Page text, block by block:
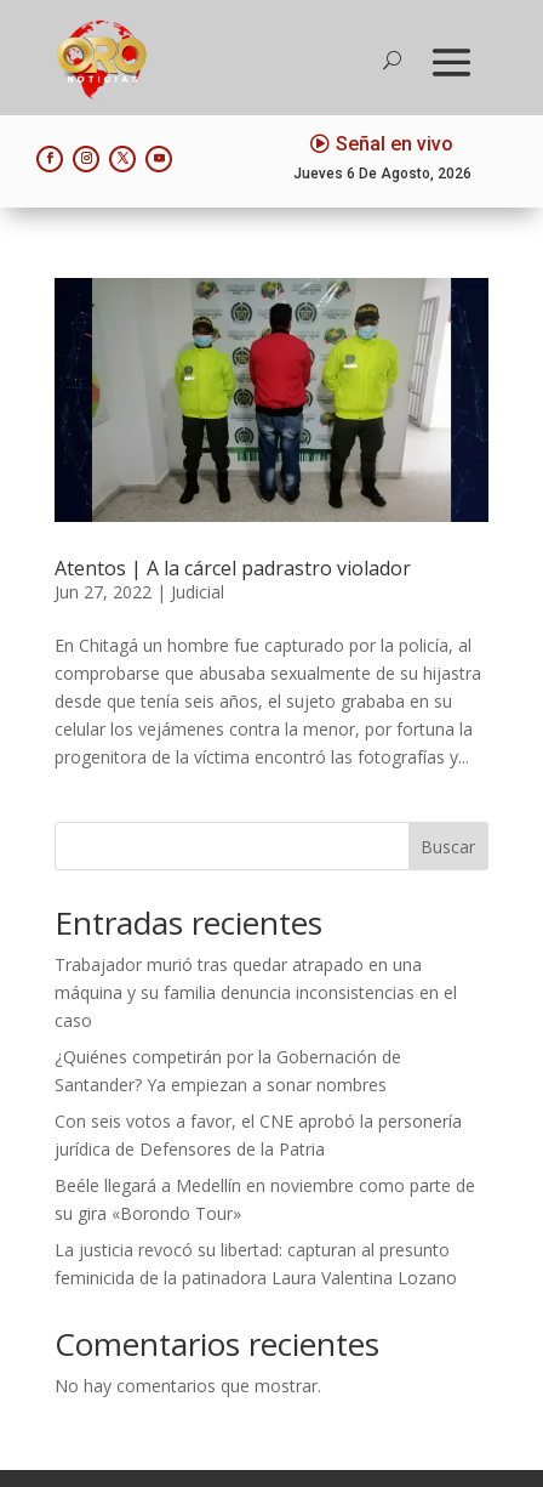
Señal en vivo
Jueves 6 De Agosto, 2026
Atentos | A la cárcel padrastro violador
Jun 27, 2022| Judicial
En Chitagá un hombre fue capturado por la policía, al
comprobarse que abusaba sexualmente de su hijastra
desde que tenía seis años, el sujeto grababa en su
celular los vejámenes contra la menor, por fortuna la
progenitora de la víctima encontró las fotografías y...
Buscar
Entradas recientes
Trabajador murió tras quedar atrapado en una
máquina y su familia denuncia inconsistencias en el
caso
¿Quiénes competirán por la Gobernación de
Santander? Ya empiezan a sonar nombres
Con seis votos a favor, el CNE aprobó la personería
jurídica de Defensores de la Patria
Beéle llegará a Medellín en noviembre como parte de
su gira «Borondo Tour»
La justicia revocó su libertad: capturan al presunto
feminicida de la patinadora Laura Valentina Lozano
Comentarios recientes
No hay comentarios que mostrar.